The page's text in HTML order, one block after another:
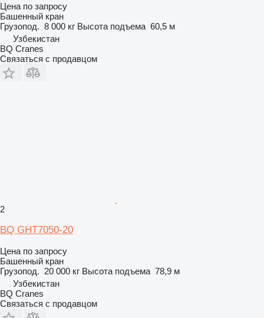
Цена по запросу
Башенный кран
Грузопод. 8 000 кг Высота подъема 60,5 м
Узбекистан
BQ Cranes
Связаться с продавцом
2
BQ GHT7050-20
Цена по запросу
Башенный кран
Грузопод. 20 000 кг Высота подъема 78,9 м
Узбекистан
BQ Cranes
Связаться с продавцом